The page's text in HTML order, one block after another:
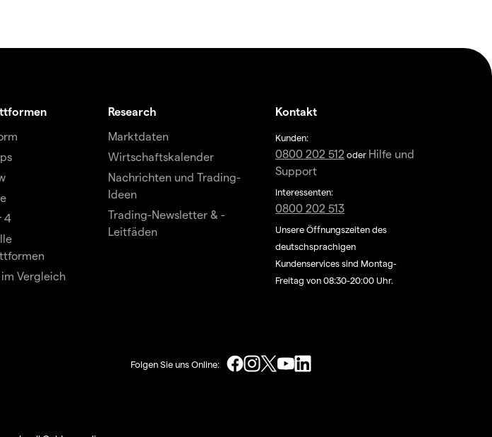
4
Vergleich
Research
Marktdaten
Wirtschaftskalender
Nachrichten und Trading-
Ideen
Trading-Newsletter & -
Leitfäden
Kontakt
Kunden:
0800 202 512 oder Hilfe und
Support
Interessenten:
0800 202 513
Unsere Öffnungszeiten des
deutschsprachigen
Kundenservices sind Montag-
Freitag von 08:30-20:00 Uhr.
Folgen Sie uns Online: